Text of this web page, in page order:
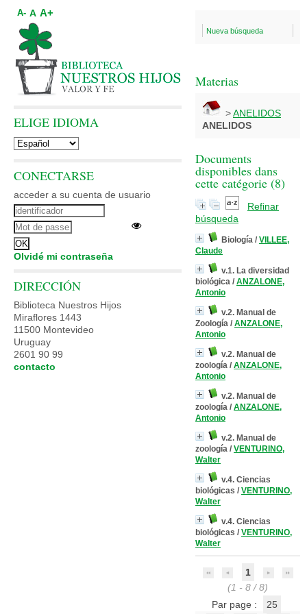
Nueva búsqueda
Materias
>ANELIDOS
ANELIDOS
Documents
disponibles dans
cette catégorie (8)
Refinar
búsqueda
Biología / VILLEE,
Claude
v.1. La diversidad
biológica / ANZALONE,
Antonio
v.2. Manual de
Zoología / ANZALONE,
Antonio
v.2. Manual de
zoología / ANZALONE,
Antonio
v.2. Manual de
zoología / ANZALONE,
Antonio
v.2. Manual de
zoología / VENTURINO,
Walter
v.4. Ciencias
biológicas / VENTURINO,
Walter
v.4. Ciencias
biológicas / VENTURINO,
Walter
1
(1 - 8 / 8)
Par page :
25
A- A A+
ELIGE IDIOMA
CONECTARSE
acceder a su cuenta de usuario
Olvidé mi contraseña
DIRECCIÓN
Biblioteca Nuestros Hijos
Miraflores 1443
11500 Montevideo
Uruguay
2601 90 99
contacto